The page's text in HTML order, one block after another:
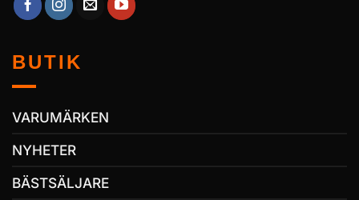
BUTIK
VARUMÄRKEN
NYHETER
BÄSTSÄLJARE